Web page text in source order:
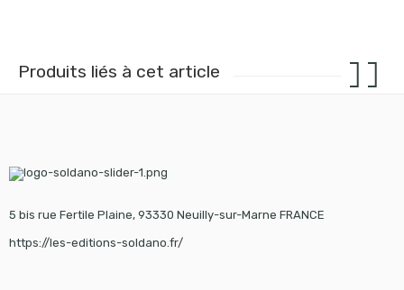
Produits liés à cet article
5 bis rue Fertile Plaine, 93330 Neuilly-sur-Marne FRANCE
https://les-editions-soldano.fr/